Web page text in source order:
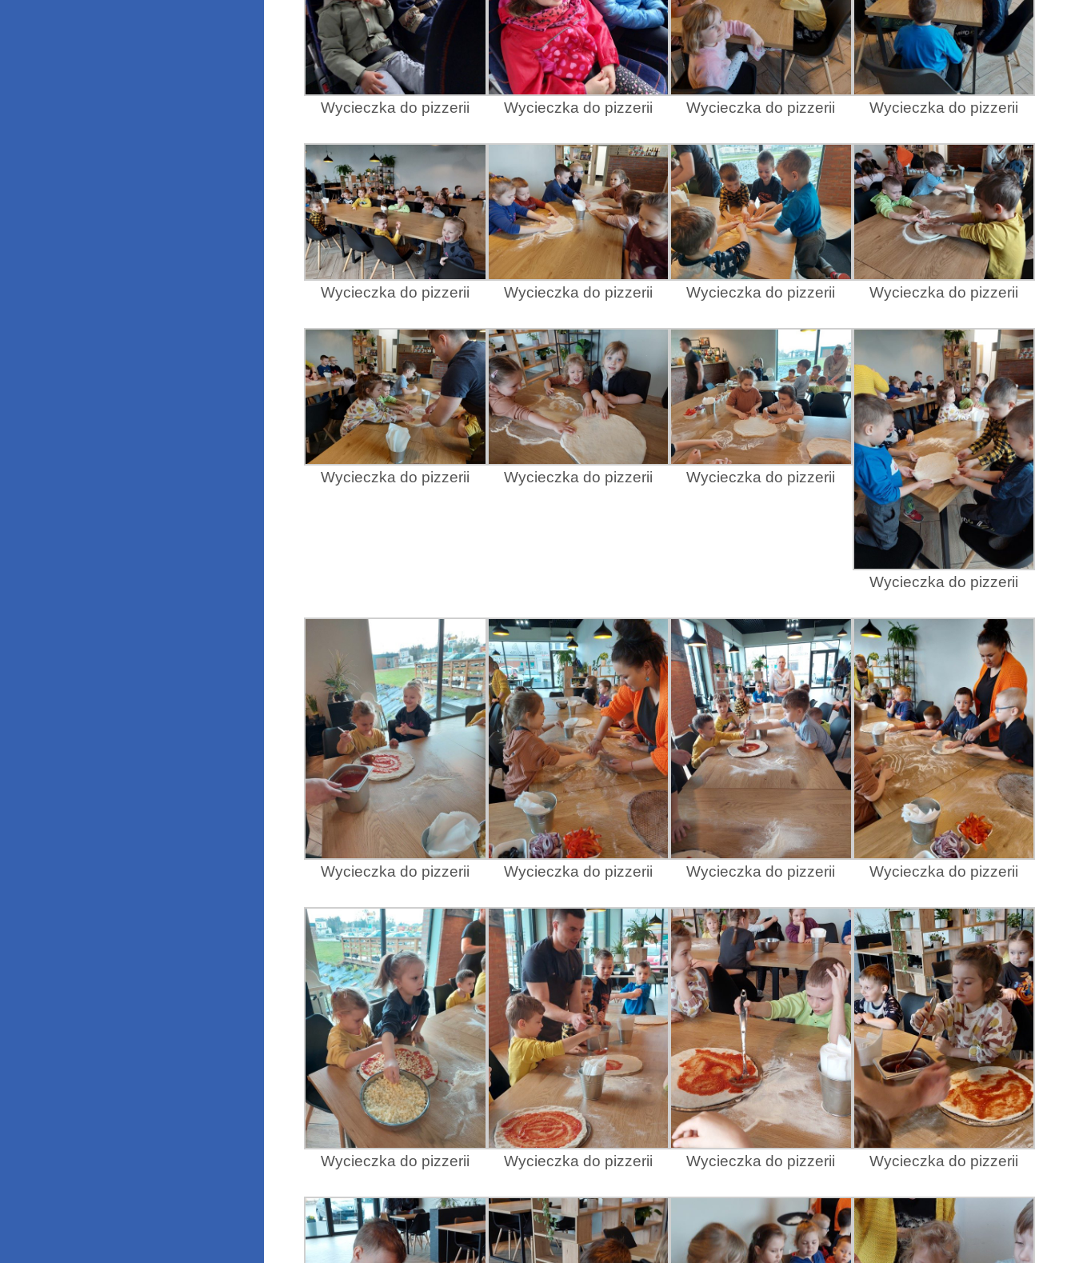
Wycieczka do pizzerii Wycieczka do pizzerii Wycieczka do pizzerii Wycieczka do pizzerii
Wycieczka do pizzerii Wycieczka do pizzerii Wycieczka do pizzerii Wycieczka do pizzerii
Wycieczka do pizzerii Wycieczka do pizzerii Wycieczka do pizzerii
Wycieczka do pizzerii
Wycieczka do pizzerii Wycieczka do pizzerii Wycieczka do pizzerii Wycieczka do pizzerii
Wycieczka do pizzerii Wycieczka do pizzerii Wycieczka do pizzerii Wycieczka do pizzerii